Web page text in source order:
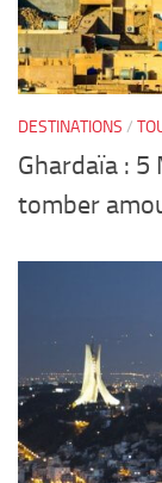
DESTINATIONS /
Ghardaïa :
tomber